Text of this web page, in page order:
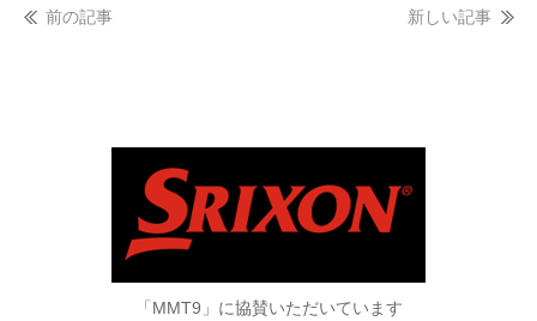
前の記事 新しい記事
「MMT9」に協賛いただいています